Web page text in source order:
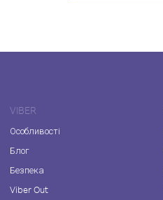
VIBER
Особливості
Блог
Безпека
Viber Out